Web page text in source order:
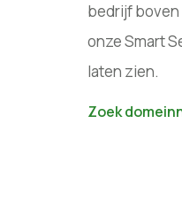
bedrijf boven
onze Smart
laten zien.
Zoek